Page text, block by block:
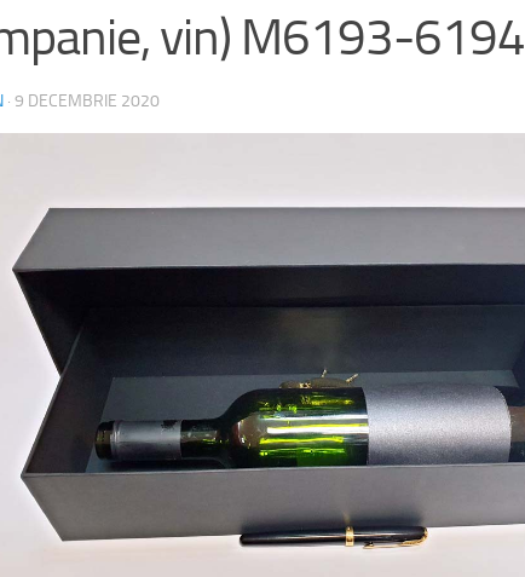
vin) M6193-6194
· 9 DECEMBRIE 2020